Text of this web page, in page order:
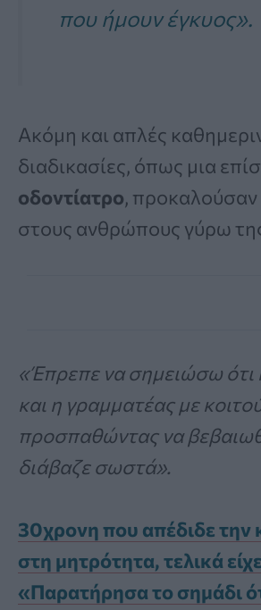
που ήμουν έγκυος».
Ακόμη και απλές
διαδικασίες, όπως μια
οδοντίατρο,
στους ανθρώπους γύρω
«Έπρεπε να σημειώσω ότι
και η γραμματέας με
προσπαθώντας να
διάβαζε σωστά».
30χρονη που απέδιδε την
στη μητρότητα, τελικά
«Παρατήρησα το σημάδι